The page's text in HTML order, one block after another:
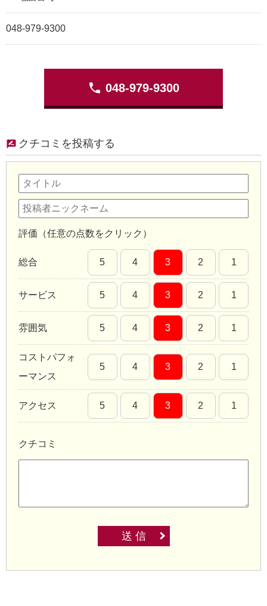
048-979-9300
phone 048-979-9300
クチコミを投稿する
評価（任意の点数をクリック）
総合 5 4 3 2 1
サービス 5 4 3 2 1
雰囲気 5 4 3 2 1
コストパフォ
ーマンス
5 4 3 2 1
アクセス 5 4 3 2 1
クチコミ
送 信